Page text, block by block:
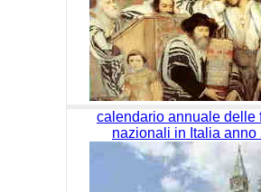
calendario annuale delle
nazionali in Italia anno